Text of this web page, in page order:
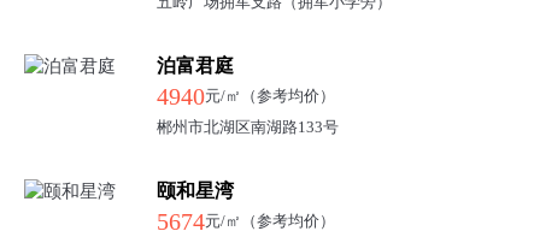
泊富君庭
4940元/㎡（参考均价）
郴州市北湖区南湖路133号
颐和星湾
5674元/㎡（参考均价）